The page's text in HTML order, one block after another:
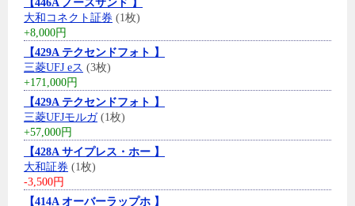
【446A ノースサンド 】
大和コネクト証券 (1枚)
+8,000円
【429A テクセンドフォト 】
三菱UFJ eス (3枚)
+171,000円
【429A テクセンドフォト 】
三菱UFJモルガ(1枚)
+57,000円
【428A サイプレス・ホー 】
大和証券 (1枚)
-3,500円
【414A オーバーラップホ 】